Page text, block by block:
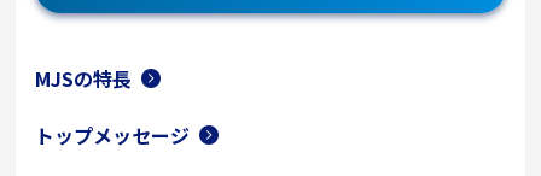
MJSの特長
トップメッセージ